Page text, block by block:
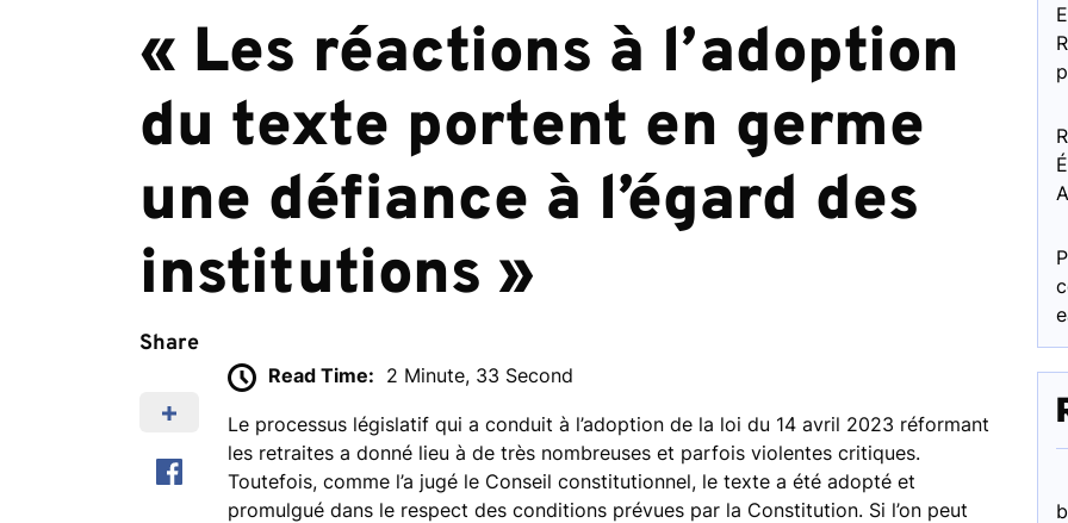
« Les réactions à l’adoption
du texte portent en germe
une défiance à l’égard des
institutions »
Share
Read Time: 2 Minute, 33 Second
Le processus législatif qui a conduit à l’adoption de la loi du 14 avril 2023 réformant
les retraites a donné lieu à de très nombreuses et parfois violentes critiques.
Toutefois, comme l’a jugé le Conseil constitutionnel, le texte a été adopté et
promulgué dans le respect des conditions prévues par la Constitution. Si l’on peut